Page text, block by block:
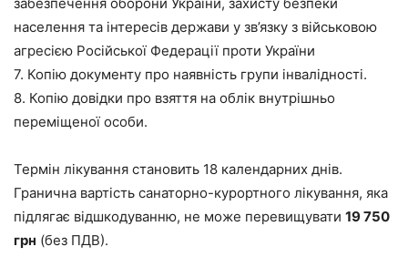
населення та інтересів держави у зв’язку з військовою
агресією Російської Федерації проти України
7. Копію документу про наявність групи інвалідності.
8. Копію довідки про взяття на облік внутрішньо
переміщеної особи.
Термін лікування становить 18 календарних днів.
Гранична вартість санаторно-курортного лікування, яка
підлягає відшкодуванню, не може перевищувати 19 750
грн (без ПДВ).